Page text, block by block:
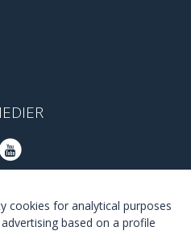
BESTE TILBUDENE
cookies for analytical purposes
based on a profile